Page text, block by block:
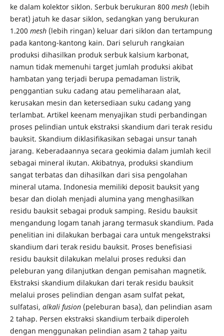
ke dalam kolektor siklon. Serbuk berukuran 800 mesh(lebih
berat) jatuh ke dasar siklon, sedangkan yang berukuran
1.200 mesh(lebih ringan) keluar dari siklon dan tertampung
pada kantong-kantong kain. Dari seluruh rangkaian
produksi dihasilkan produk serbuk kalsium karbonat,
namun tidak memenuhi target jumlah produksi akibat
hambatan yang terjadi berupa pemadaman listrik,
penggantian suku cadang atau pemeliharaan alat,
kerusakan mesin dan ketersediaan suku cadang yang
terlambat. Artikel keenam menyajikan studi perbandingan
proses pelindian untuk ekstraksi skandium dari terak residu
bauksit. Skandium diklasifikasikan sebagai unsur tanah
jarang. Keberadaannya secara geokimia dalam jumlah kecil
sebagai mineral ikutan. Akibatnya, produksi skandium
sangat terbatas dan dihasilkan dari sisa pengolahan
mineral utama. Indonesia memiliki deposit bauksit yang
besar dan diolah menjadi alumina yang menghasilkan
residu bauksit sebagai produk samping. Residu bauksit
mengandung logam tanah jarang termasuk skandium. Pada
penelitian ini dilakukan berbagai cara untuk mengekstraksi
skandium dari terak residu bauksit. Proses benefisiasi
residu bauksit dilakukan melalui proses reduksi dan
peleburan yang dilanjutkan dengan pemisahan magnetik.
Ekstraksi skandium dilakukan dari terak residu bauksit
melalui proses pelindian dengan asam sulfat pekat,
sulfatasi, alkali fusion(peleburan basa), dan pelindian asam
2 tahap. Persen ekstraksi skandium terbaik diperoleh
dengan menggunakan pelindian asam 2 tahap yaitu